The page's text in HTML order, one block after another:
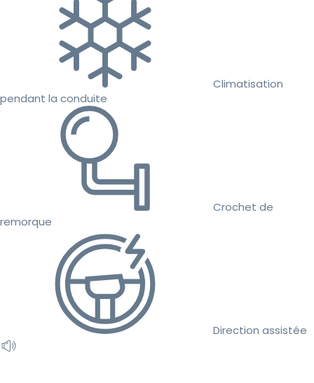
Climatisation
pendant la conduite
Crochet de
remorque
Direction assistée